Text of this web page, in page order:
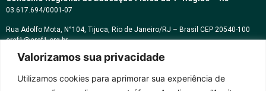
Valorizamos sua privacidade
Utilizamos cookies para aprimorar sua experiência de
03.617.694/0001-07
Rua Adolfo Mota, N°104, Tijuca, Rio de Janeiro/RJ – Brasil CEP 20540-100
cref1@cref1.org.br
Assessoria de comunicação: